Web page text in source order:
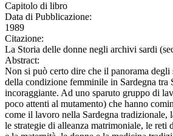
Capitolo di libro
Data di Pubblicazione:
1989
Citazione:
La Storia delle donne negli archivi sardi
Abstract:
Non si può certo dire che il panorama
della condizione femminile in Sardegna tra
incoraggiante. Ad uno sparuto gruppo di
poco attenti al mutamento) che hanno
come il lavoro nella Sardegna tradizionale,
le strategie di alleanza matrimoniale, le reti